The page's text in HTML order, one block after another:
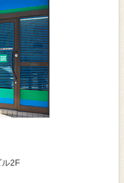
2F